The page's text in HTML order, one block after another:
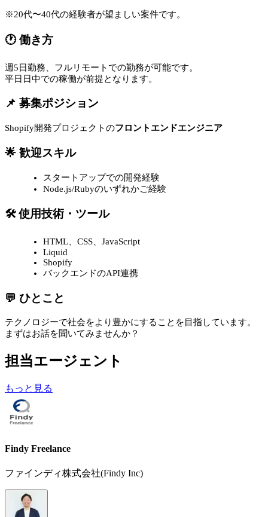
※20代〜40代の経験者が望ましい案件です。
🕐 働き方
週5日勤務、フルリモートでの勤務が可能です。
平日日中での稼働が前提となります。
📌 募集ポジション
Shopify開発プロジェクトのフロントエンドエンジニア
🌟 歓迎スキル
スタートアップでの開発経験
Node.js/Rubyのいずれかご経験
🛠 使用技術・ツール
HTML、CSS、JavaScript
Liquid
Shopify
バックエンドのAPI連携
💬 ひとこと
テクノロジーで社会をより豊かにすることを目指しています。
まずはお話を聞いてみませんか？
担当エージェント
もっと見る
Findy Freelance
ファインディ株式会社(Findy Inc)